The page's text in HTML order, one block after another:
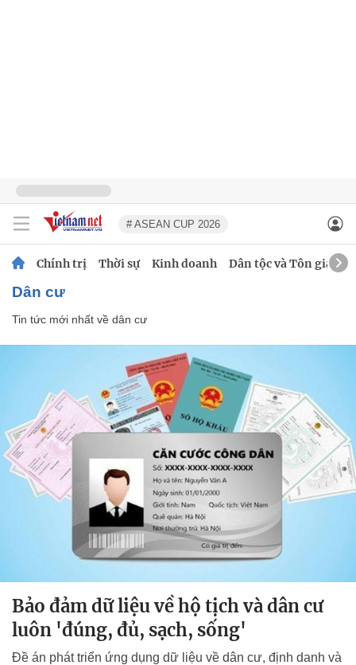
# ASEAN CUP 2026
Chính trị Thời sự Kinh doanh Dân tộc và Tôn giáo
dân cư
Tin tức mới nhất về dân cư
Bảo đảm dữ liệu về hộ tịch và dân cư
luôn 'đúng, đủ, sạch, sống'
Đề án phát triển ứng dụng dữ liệu về dân cư, định danh và